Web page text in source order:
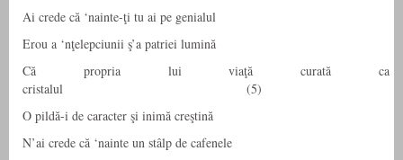
Ai crede că ‘nainte-ţi tu ai pe genialul
Erou a ‘nţelepciunii ş’a patriei lumină
Că propria lui viaţă curată ca
cristalul (5)
O pildă-i de caracter şi inimă creştină
N’ai crede că ‘nainte un stâlp de cafenele